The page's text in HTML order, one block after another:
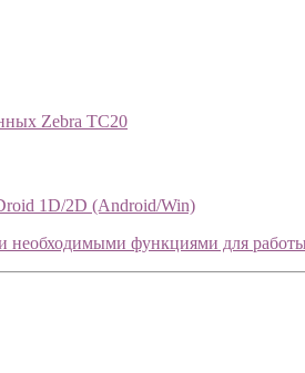
Zebra TC20
1D/2D (Android/Win)
функциями для работы